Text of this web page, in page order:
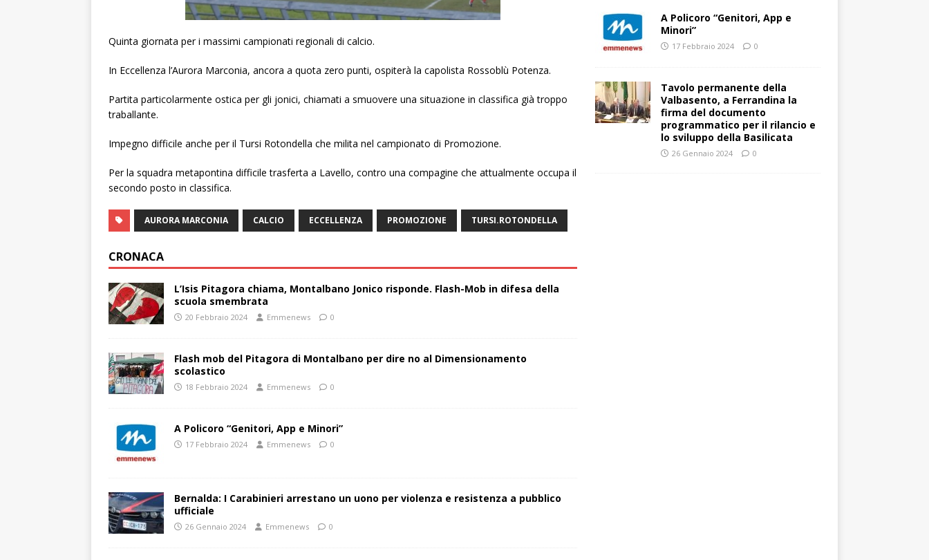
Quinta giornata per i massimi campionati regionali di calcio.
In Eccellenza l’Aurora Marconia, ancora a quota zero punti, ospiterà la capolista Rossoblù Potenza.
Partita particolarmente ostica per gli jonici, chiamati a smuovere una situazione in classifica già troppo
traballante.
Impegno difficile anche per il Tursi Rotondella che milita nel campionato di Promozione.
Per la squadra metapontina difficile trasferta a Lavello, contro una compagine che attualmente occupa il
secondo posto in classifica.
AURORA MARCONIA CALCIO ECCELLENZA PROMOZIONE TURSI.ROTONDELLA
CRONACA
L’Isis Pitagora chiama, Montalbano Jonico risponde. Flash-Mob in difesa della
scuola smembrata
20 Febbraio 2024 Emmenews 0
Flash mob del Pitagora di Montalbano per dire no al Dimensionamento
scolastico
18 Febbraio 2024 Emmenews 0
A Policoro “Genitori, App e Minori”
17 Febbraio 2024 Emmenews 0
Bernalda: I Carabinieri arrestano un uono per violenza e resistenza a pubblico
ufficiale
26 Gennaio 2024 Emmenews 0
A Policoro “Genitori, App e
Minori”
17 Febbraio 2024 0
Tavolo permanente della
Valbasento, a Ferrandina la
firma del documento
programmatico per il rilancio e
lo sviluppo della Basilicata
26 Gennaio 2024 0